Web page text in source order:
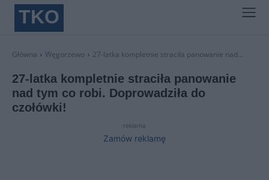
TKO
Główna Węgorzewo 27-latka kompletnie straciła panowanie nad...
27-latka kompletnie straciła panowanie
nad tym co robi. Doprowadziła do
czołówki!
reklama
Zamów reklamę